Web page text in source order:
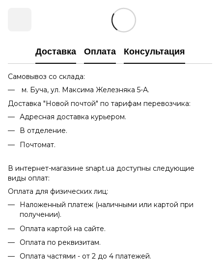
Доставка Оплата Консультация
Самовывоз со склада:
м. Буча, ул. Максима Железняка 5-А.
Доставка "Новой почтой" по тарифам перевозчика:
Адресная доставка курьером.
В отделение.
Почтомат.
В интернет-магазине snapt.ua доступны следующие
виды оплат:
Оплата для физических лиц:
Наложенный платеж (наличными или картой при
получении).
Оплата картой на сайте.
Оплата по реквизитам.
Оплата частями - от 2 до 4 платежей.